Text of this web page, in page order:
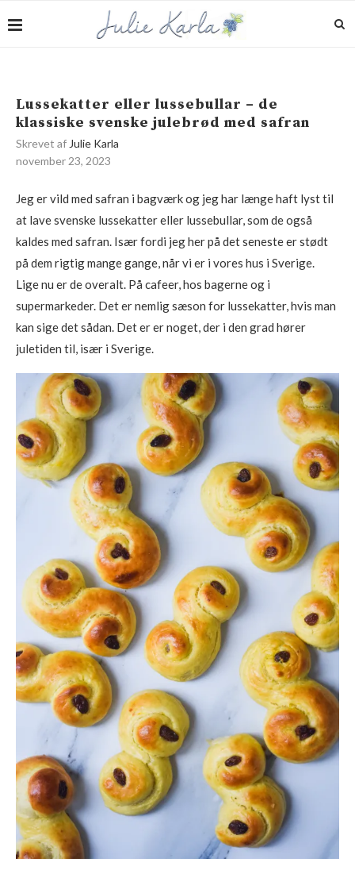
Lussekatter eller lussebullar – de
klassiske svenske julebrød med safran
Skrevet af Julie Karla
november 23, 2023
Jeg er vild med safran i bagværk og jeg har længe haft lyst til
at lave svenske lussekatter eller lussebullar, som de også
kaldes med safran. Især fordi jeg her på det seneste er stødt
på dem rigtig mange gange, når vi er i vores hus i Sverige.
Lige nu er de overalt. På cafeer, hos bagerne og i
supermarkeder. Det er nemlig sæson for lussekatter, hvis man
kan sige det sådan. Det er er noget, der i den grad hører
juletiden til, især i Sverige.